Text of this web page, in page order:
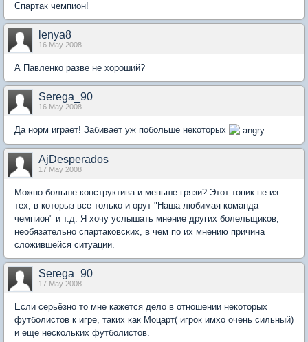
Спартак чемпион!
lenya8
16 May 2008
А Павленко разве не хороший?
Serega_90
16 May 2008
Да норм играет! Забивает уж побольше некоторых
AjDesperados
17 May 2008
Можно больше конструктива и меньше грязи? Этот топик не из
тех, в которыз все только и орут "Наша любимая команда
чемпион" и т.д. Я хочу услышать мнение других болельщиков,
необязательно спартаковских, в чем по их мнению причина
сложившейся ситуации.
Serega_90
17 May 2008
Если серьёзно то мне кажется дело в отношении некоторых
футболистов к игре, таких как Моцарт( игрок имхо очень сильный)
и еще нескольких футболистов.